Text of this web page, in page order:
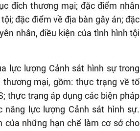
đích thương mại; đặc điểm nhân
đặc điểm về địa bàn gây án; đặc
nhân, điều kiện của tình hình tội
lực lượng Cảnh sát hình sự trong
mại, gồm: thực trạng về tổ
thực trạng áp dụng các biện pháp
năng lực lượng Cảnh sát hình sự.
của những hạn chế làm cơ sở cho